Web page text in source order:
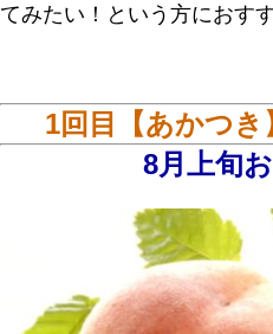
てみたい！という方におす
1回目【あかつき
8月上旬